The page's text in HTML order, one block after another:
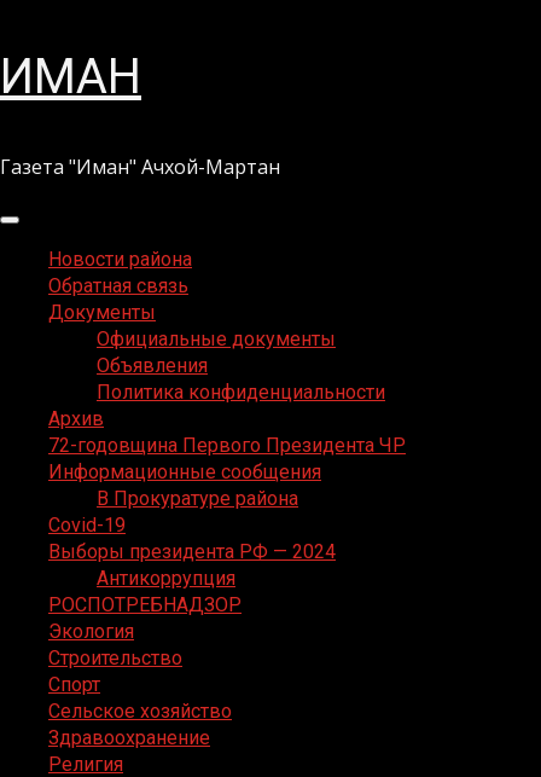
Перейти
кИМАН
Газета "Иман" Ачхой-Мартан
Основное
менюНовости района
Обратная связь
Документы
Официальные документы
Объявления
Политика конфиденциальности
Архив
72-годовщина Первого Президента ЧР
Информационные сообщения
В Прокуратуре района
Covid-19
Выборы президента РФ — 2024
Антикоррупция
РОСПОТРЕБНАДЗОР
Экология
Строительство
Спорт
Сельское хозяйство
Здравоохранение
Религия